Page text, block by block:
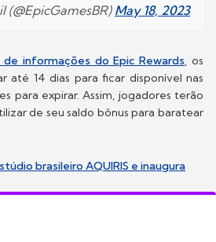
(@EpicGamesBR) May 18, 2023
informações do Epic Rewards, os
até 14 dias para ficar disponível nas
para expirar. Assim, jogadores terão
de seu saldo bônus para baratear
brasileiro AQUIRIS e inaugura